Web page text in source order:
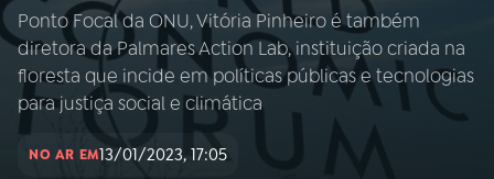
AO VIVO
INÍCIO
02A RÁDIO
Ponto Focal da ONU, Vitória Pinheiro é também
diretora da Palmares Action Lab, instituição criada na
floresta que incide em políticas públicas e tecnologias
para justiça social e climática
NO AR EM13/01/2023, 17:05